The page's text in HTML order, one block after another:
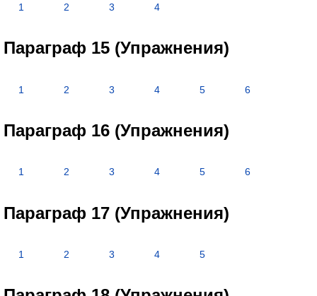
1 2 3 4
Параграф 15 (Упражнения)
1 2 3 4 5 6
Параграф 16 (Упражнения)
1 2 3 4 5 6
Параграф 17 (Упражнения)
1 2 3 4 5